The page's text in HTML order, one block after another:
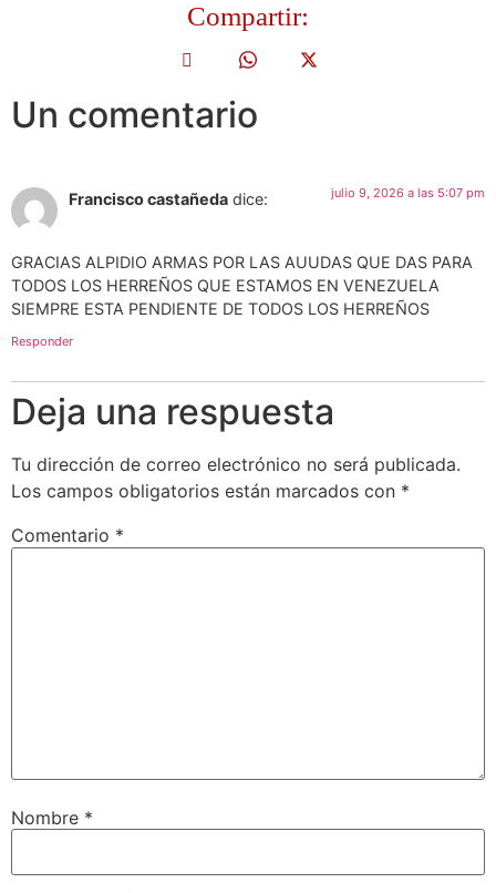
Compartir:
Un comentario
Francisco castañeda dice: julio 9, 2026 a las 5:07 pm
GRACIAS ALPIDIO ARMAS POR LAS AUUDAS QUE DAS PARA
TODOS LOS HERREÑOS QUE ESTAMOS EN VENEZUELA
SIEMPRE ESTA PENDIENTE DE TODOS LOS HERREÑOS
Responder
Deja una respuesta
Tu dirección de correo electrónico no será publicada.
Los campos obligatorios están marcados con *
Comentario *
Nombre *